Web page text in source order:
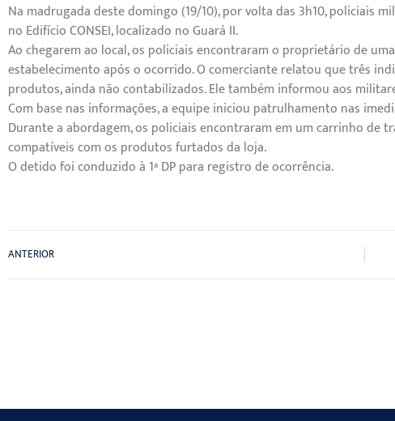
Na madrugada deste domingo (19/10), por volta das 3h10, policiais
no Edifício CONSEI, localizado no Guará II.
Ao chegarem ao local, os policiais encontraram o proprietário de
estabelecimento após o ocorrido. O comerciante relatou que três
produtos, ainda não contabilizados. Ele também informou aos
Com base nas informações, a equipe iniciou patrulhamento nas
Durante a abordagem, os policiais encontraram em um carrinho de
compatíveis com os produtos furtados da loja.
O detido foi conduzido à 1ª DP para registro de ocorrência.
ANTERIOR